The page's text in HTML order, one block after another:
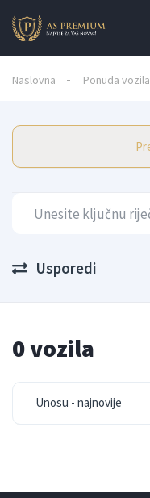
Naslovna Ponuda vozila
Usporedi
0 vozila
Unosu - najnovije